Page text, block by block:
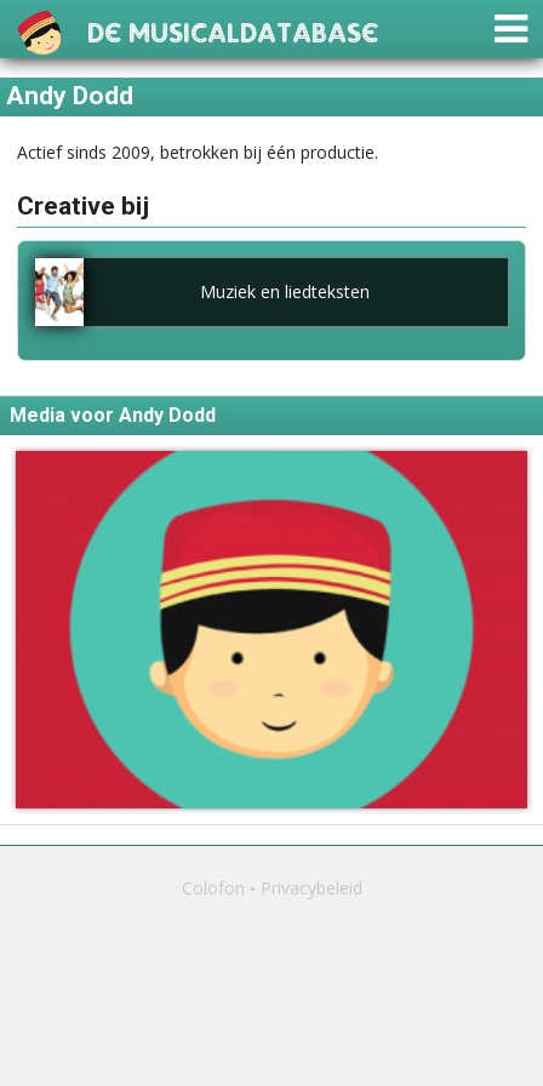
De Musicaldatabase
Andy Dodd
Actief sinds 2009, betrokken bij één productie.
Creative bij
Muziek en liedteksten
Media voor Andy Dodd
Colofon Privacybeleid